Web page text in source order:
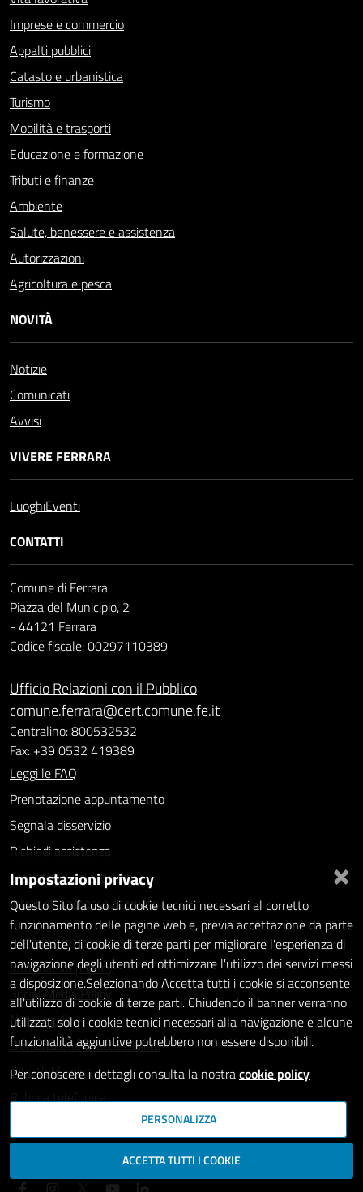
Imprese e commercio
Appalti pubblici
Catasto e urbanistica
Turismo
Mobilità e trasporti
Educazione e formazione
Tributi e finanze
Ambiente
Salute, benessere e assistenza
Autorizzazioni
Agricoltura e pesca
NOVITÀ
Notizie
Comunicati
Avvisi
VIVERE FERRARA
LuoghiEventi
CONTATTI
Comune di Ferrara
Piazza del Municipio, 2
- 44121 Ferrara
Codice fiscale: 00297110389
Ufficio Relazioni con il Pubblico
comune.ferrara@cert.comune.fe.it
Centralino: 800532532
Fax: +39 0532 419389
Leggi le FAQ
Prenotazione appuntamento
Segnala disservizio
Richiedi assistenza
Statistiche dei Siti web
Intranet - accesso riservato
Amministrazione trasparente
Informativa privacy
Social Media Policy
Note legali
Dichiarazione di accessibilità
Whistleblowing
Rubrica telefonica
SEGUICI SU
×
Impostazioni privacy
Questo Sito fa uso di cookie tecnici necessari al corretto
funzionamento delle pagine web e, previa accettazione da parte
dell'utente, di cookie di terze parti per migliorare l'esperienza di
navigazione degli utenti ed ottimizzare l'utilizzo dei servizi messi
a disposizione.Selezionando Accetta tutti i cookie si acconsente
all'utilizzo di cookie di terze parti. Chiudendo il banner verranno
utilizzati solo i cookie tecnici necessari alla navigazione e alcune
funzionalità aggiuntive potrebbero non essere disponibili.
Per conoscere i dettagli consulta la nostracookie policy
PERSONALIZZA
ACCETTA TUTTI I COOKIE